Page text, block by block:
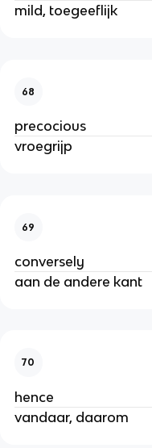
mild, toegeeflijk
68
precocious
vroegrijp
69
conversely
aan de andere kant
70
hence
vandaar, daarom